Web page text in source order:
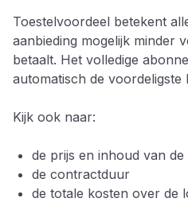
Toestelvoordeel betekent
aanbieding mogelijk minder
betaalt. Het volledige
automatisch de voordeligste
Kijk ook naar:
de prijs en inhoud van
de contractduur
de totale kosten over de